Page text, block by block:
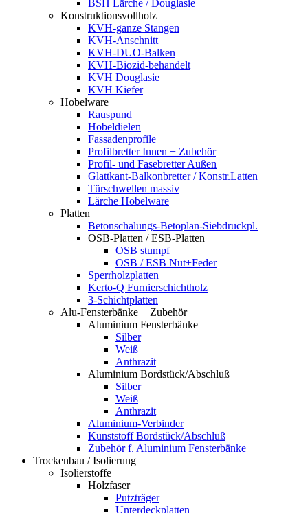
BSH Lärche / Douglasie
Konstruktionsvollholz
KVH-ganze Stangen
KVH-Anschnitt
KVH-DUO-Balken
KVH-Biozid-behandelt
KVH Douglasie
KVH Kiefer
Hobelware
Rauspund
Hobeldielen
Fassadenprofile
Profilbretter Innen + Zubehör
Profil- und Fasebretter Außen
Glattkant-Balkonbretter / Konstr.Latten
Türschwellen massiv
Lärche Hobelware
Platten
Betonschalungs-Betoplan-Siebdruckpl.
OSB-Platten / ESB-Platten
OSB stumpf
OSB / ESB Nut+Feder
Sperrholzplatten
Kerto-Q Furnierschichtholz
3-Schichtplatten
Alu-Fensterbänke + Zubehör
Aluminium Fensterbänke
Silber
Weiß
Anthrazit
Aluminium Bordstück/Abschluß
Silber
Weiß
Anthrazit
Aluminium-Verbinder
Kunststoff Bordstück/Abschluß
Zubehör f. Aluminium Fensterbänke
Trockenbau / Isolierung
Isolierstoffe
Holzfaser
Putzträger
Unterdeckplatten